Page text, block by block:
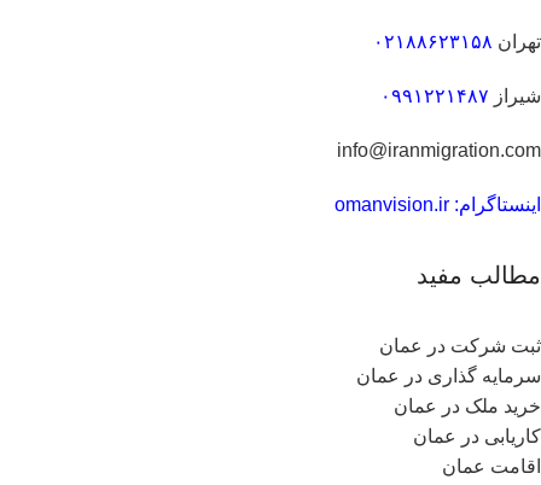
تهران ۰۲۱۸۸۶۲۳۱۵۸
شیراز ۰۹۹۱۲۲۱۴۸۷
info@iranmigration.com
اینستاگرام: omanvision.ir
مطالب مفید
ثبت شرکت در عمان
سرمایه گذاری در عمان
خرید ملک در عمان
کاریابی در عمان
اقامت عمان